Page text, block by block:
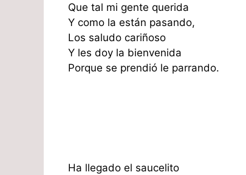
Que tal mi gente querida
Y como la están pasando,
Los saludo cariñoso
Y les doy la bienvenida
Porque se prendió le parrando.
Ha llegado el saucelito